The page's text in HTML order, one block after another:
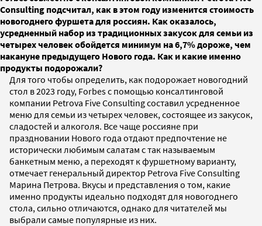
Consulting подсчитал, как в этом году изменится стоимость
новогоднего фуршета для россиян. Как оказалось,
усредненный набор из традиционных закусок для семьи из
четырех человек обойдется минимум на 6,7% дороже, чем
накануне предыдущего Нового года. Как и какие именно
продукты подорожали?
Для того чтобы определить, как подорожает новогодний
стол в 2023 году, Forbes с помощью консалтинговой
компании Petrova Five Consulting составил усредненное
меню для семьи из четырех человек, состоящее из закусок,
сладостей и алкоголя. Все чаще россияне при
праздновании Нового года отдают предпочтение не
исторически любимым салатам с так называемым
банкетным меню, а переходят к фуршетному варианту,
отмечает генеральный директор Petrova Five Consulting
Марина Петрова. Вкусы и представления о том, какие
именно продукты идеально подходят для новогоднего
стола, сильно отличаются, однако для читателей мы
выбрали самые популярные из них.